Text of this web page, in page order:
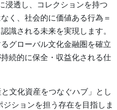
浸透し、コレクションを持つ
く、社会的に価値ある行為＝
識される未来を実現します。
グローバル文化金融圏を確立
続的に保全・収益化される仕
文化資産をつなぐハブ」とし
ションを担う存在を目指しま